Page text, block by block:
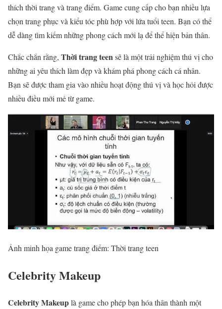
thích thời trang và trang điểm. Game cung cấp cho bạn nhiều lựa
chọn trang phục và kiểu tóc phù hợp với lứa tuổi teen. Bạn có thể
dễ dàng tìm kiếm những phong cách mới lạ để thể hiện bản thân.
Chắc chắn rằng, Thời trang teensẽ là một trải nghiệm thú vị cho
những ai yêu thích làm đẹp và khám phá phong cách cá nhân.
Bạn sẽ được tham gia vào nhiều hoạt động thú vị và học hỏi được
nhiều điều mới mẻ từ game.
Ảnh minh họa game trang điểm: Thời trang teen
Celebrity Makeup
Celebrity Makeuplà game cho phép bạn hóa thân thành một